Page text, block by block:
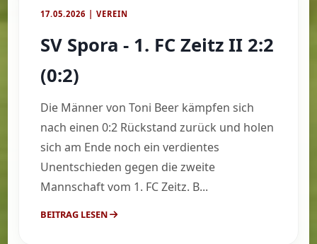
17.05.2026 | VEREIN
SV Spora - 1. FC Zeitz II 2:2
(0:2)
Die Männer von Toni Beer kämpfen sich
nach einen 0:2 Rückstand zurück und holen
sich am Ende noch ein verdientes
Unentschieden gegen die zweite
Mannschaft vom 1. FC Zeitz. B...
BEITRAG LESEN